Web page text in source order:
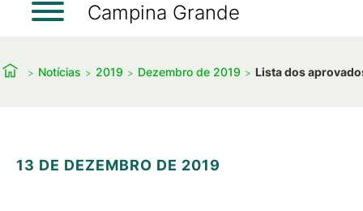
Campina Grande
Notícias 2019 Dezembro de 2019 Lista dos
13 DE DEZEMBRO DE 2019